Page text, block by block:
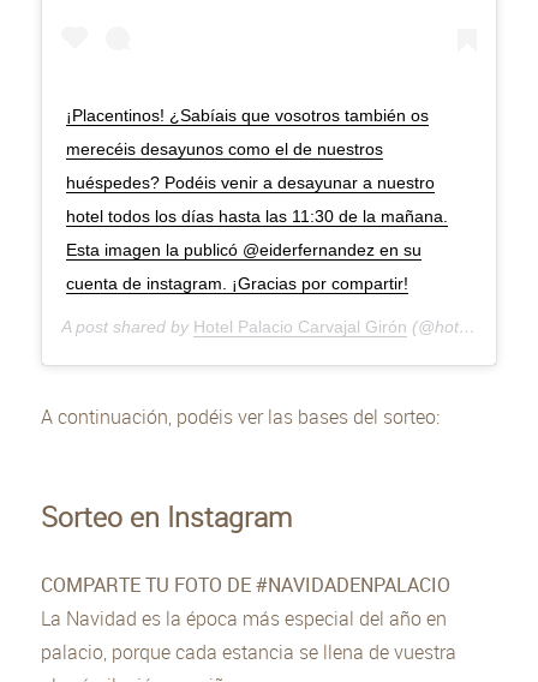
¡Placentinos! ¿Sabíais que vosotros también os
merecéis desayunos como el de nuestros
huéspedes? Podéis venir a desayunar a nuestro
hotel todos los días hasta las 11:30 de la mañana.
Esta imagen la publicó @eiderfernandez en su
cuenta de instagram. ¡Gracias por compartir!
A post shared by Hotel Palacio Carvajal Girón (@hotelpalaciocarvajalgiron) on
A continuación, podéis ver las bases del sorteo:
Sorteo en Instagram
COMPARTE TU FOTO DE #NAVIDADENPALACIO
La Navidad es la época más especial del año en
palacio, porque cada estancia se llena de vuestra